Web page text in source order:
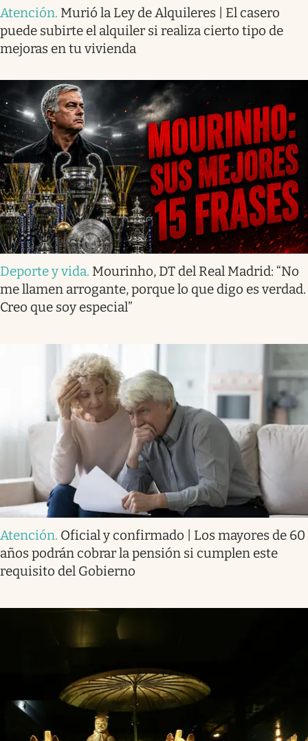
Atención. Murió la Ley de Alquileres | El casero
puede subirte el alquiler si realiza cierto tipo de
mejoras en tu vivienda
Deporte y vida. Mourinho, DT del Real Madrid: “No
me llamen arrogante, porque lo que digo es verdad.
Creo que soy especial”
Atención. Oficial y confirmado | Los mayores de 60
años podrán cobrar la pensión si cumplen este
requisito del Gobierno